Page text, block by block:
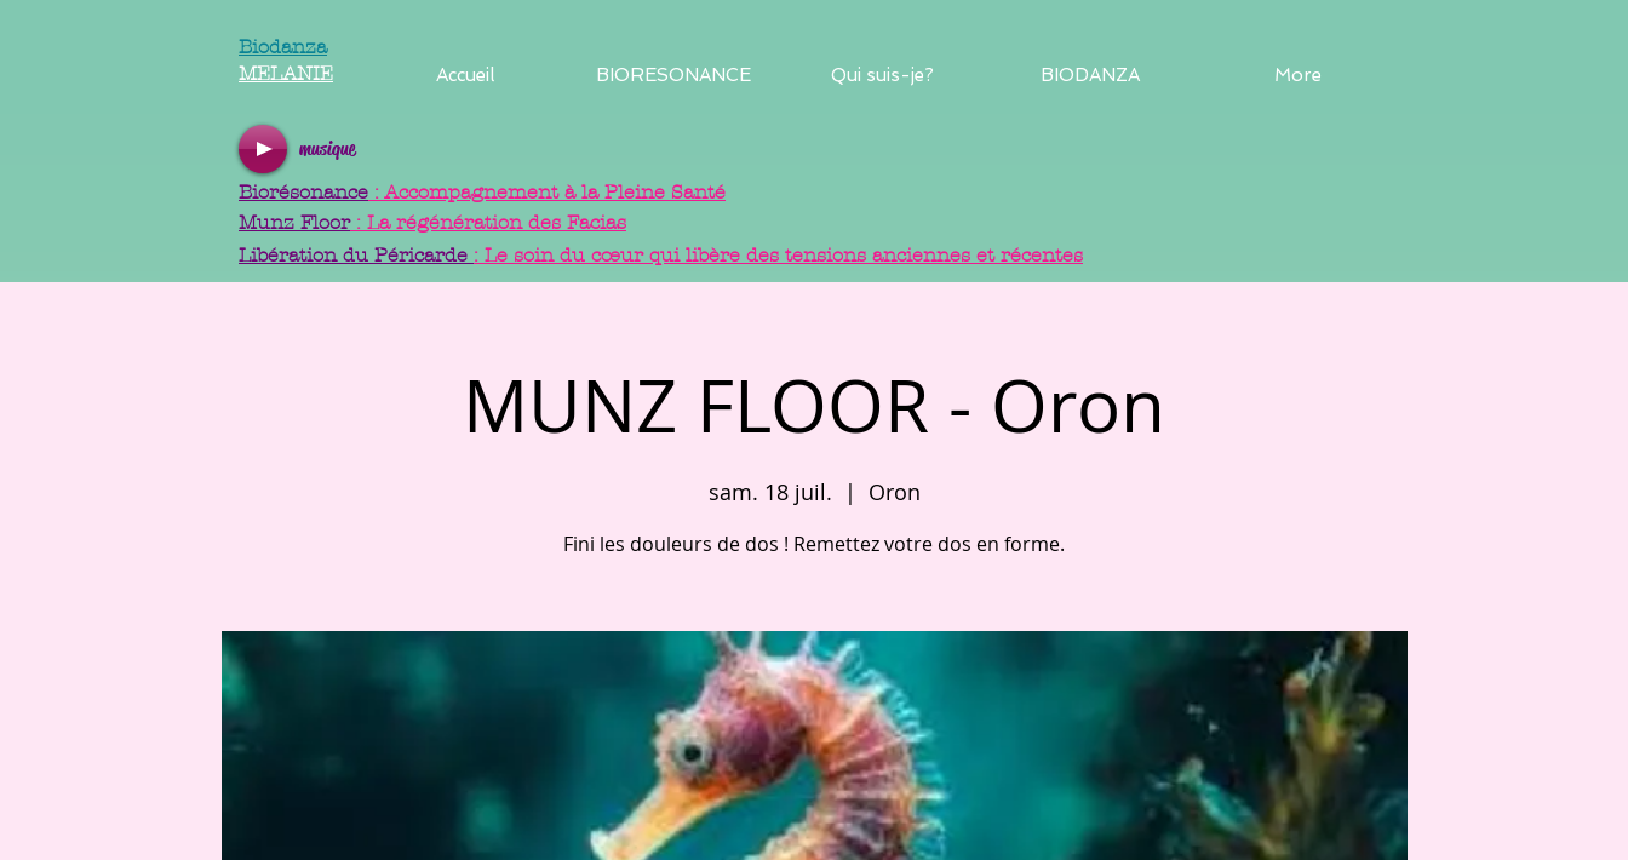
Biodanza
MELANIE
Accueil BIORESONANCE Qui suis-je? BIODANZA More
musique
Biorésonance : Accompagnement à la Pleine Santé
Munz Floor: La régénération des Facias
Libération du Péricarde : Le soin du cœur qui libère des tensions anciennes et récentes
MUNZ FLOOR - Oron
sam. 18 juil.
  |
Oron
Fini les douleurs de dos ! Remettez votre dos en forme.